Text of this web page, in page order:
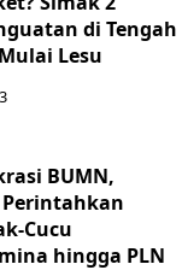
di Tengah
Lesu
BUMN,
Perintahkan
Cucu
hingga PLN